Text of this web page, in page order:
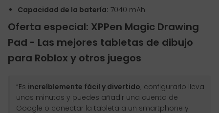
Capacidad de la batería: 7040 mAh
Oferta especial: XPPen Magic Drawing
Pad - Las mejores tabletas de dibujo
para Roblox y otros juegos
“Es increíblemente fácil y divertido; configurarlo lleva
unos minutos y puedes añadir una cuenta de
Google o conectar la tableta a un smartphone y